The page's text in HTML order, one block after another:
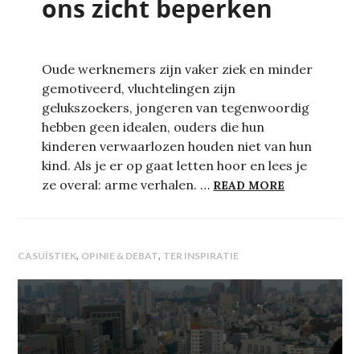
ons zicht beperken
Oude werknemers zijn vaker ziek en minder
gemotiveerd, vluchtelingen zijn
gelukszoekers, jongeren van tegenwoordig
hebben geen idealen, ouders die hun
kinderen verwaarlozen houden niet van hun
kind. Als je er op gaat letten hoor en lees je
ze overal: arme verhalen. … READ MORE
CASUÏSTIEK, OPINIE & DEBAT, TER INSPIRATIE